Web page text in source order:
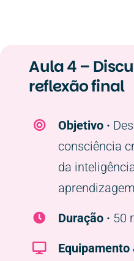
Aula 4 –
reflexão final
Objetivo ·
consciência
da
Duração · 50
Equipamento